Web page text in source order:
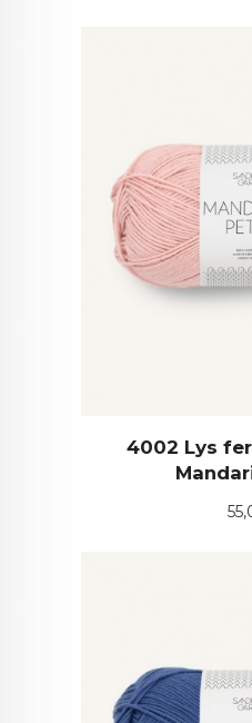
4002 Lys